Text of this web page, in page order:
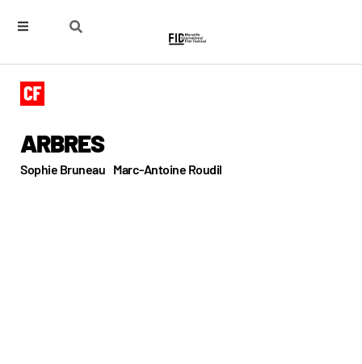
ARBRES
Sophie Bruneau Marc-Antoine Roudil